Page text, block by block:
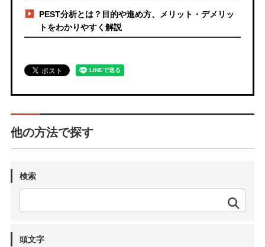
PEST分析とは？目的や進め方、メリット・デメリッ
トをわかりやすく解説
他の方法で探す
検索
頭文字